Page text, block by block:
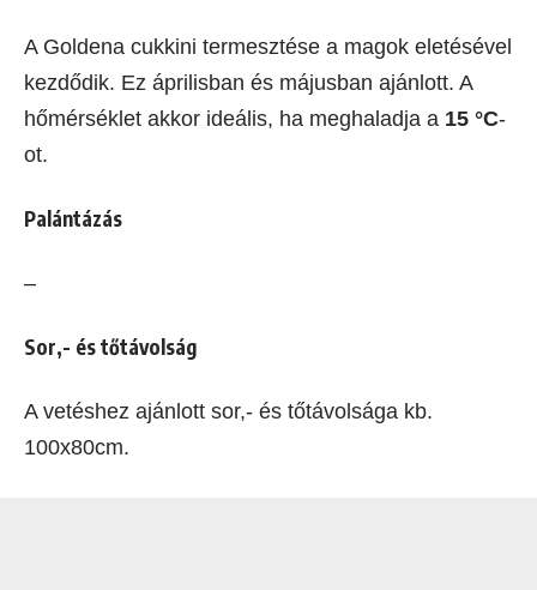
A Goldena cukkini termesztése a magok eletésével
kezdődik. Ez áprilisban és májusban ajánlott. A
hőmérséklet akkor ideális, ha meghaladja a 15 °C-
ot.
Palántázás
–
Sor,- és tőtávolság
A vetéshez ajánlott sor,- és tőtávolsága kb.
100x80cm.